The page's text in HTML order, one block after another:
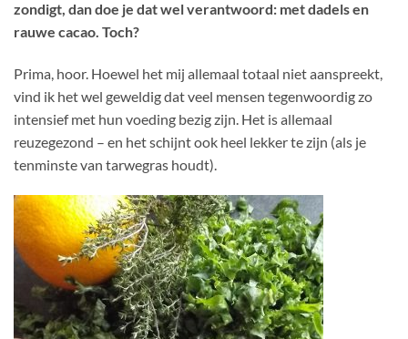
zondigt, dan doe je dat wel verantwoord: met dadels en
rauwe cacao. Toch?
Prima, hoor. Hoewel het mij allemaal totaal niet aanspreekt,
vind ik het wel geweldig dat veel mensen tegenwoordig zo
intensief met hun voeding bezig zijn. Het is allemaal
reuzegezond – en het schijnt ook heel lekker te zijn (als je
tenminste van tarwegras houdt).